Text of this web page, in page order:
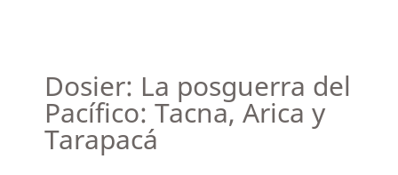
Dosier: La posguerra del
Pacífico: Tacna, Arica y
Tarapacá